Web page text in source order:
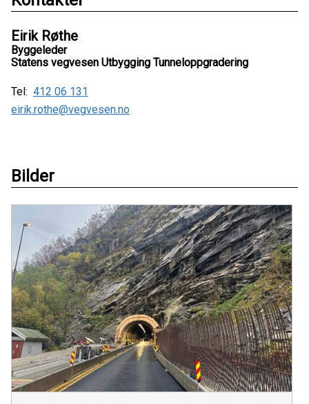
Eirik Røthe
Byggeleder
Statens vegvesen Utbygging Tunneloppgradering
Tel: 412 06 131
eirik.rothe@vegvesen.no
Bilder